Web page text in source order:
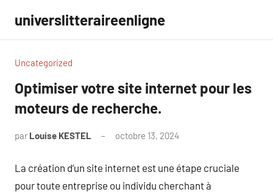
contenu
universlitteraireenligne
Uncategorized
Optimiser votre site internet pour les
moteurs de recherche.
par Louise KESTEL octobre 13, 2024
La création d’un site internet est une étape cruciale
pour toute entreprise ou individu cherchant à